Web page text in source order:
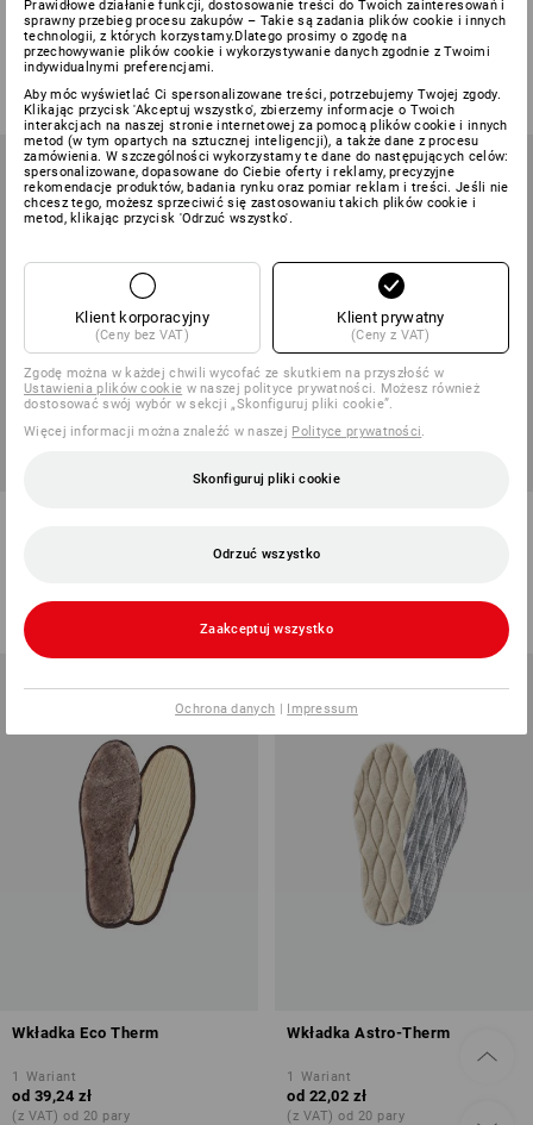
Wkładka Pure
Wariant
od 28,17 zł
(z VAT) od 20 pary
Wymienna wkładka Comfort12
1 kolor
(z VAT) od 5 pary
(z VAT) od 20 pary
Wkładka Eco Therm
1 Wariant
od 39,24 zł
(z VAT) od 20 pary
Wkładka Astro-Therm
1 Wariant
od 22,02 zł
(z VAT) od 20 pary
Prawidłowe działanie funkcji, dostosowanie treści do Twoich zainteresowań i
sprawny przebieg procesu zakupów – Takie są zadania plików cookie i innych
technologii, z których korzystamy.Dlatego prosimy o zgodę na
przechowywanie plików cookie i wykorzystywanie danych zgodnie z Twoimi
indywidualnymi preferencjami.
Aby móc wyświetlać Ci spersonalizowane treści, potrzebujemy Twojej zgody.
Klikając przycisk 'Akceptuj wszystko', zbierzemy informacje o Twoich
interakcjach na naszej stronie internetowej za pomocą plików cookie i innych
metod (w tym opartych na sztucznej inteligencji), a także dane z procesu
zamówienia. W szczególności wykorzystamy te dane do następujących celów:
spersonalizowane, dopasowane do Ciebie oferty i reklamy, precyzyjne
rekomendacje produktów, badania rynku oraz pomiar reklam i treści. Jeśli nie
chcesz tego, możesz sprzeciwić się zastosowaniu takich plików cookie i
metod, klikając przycisk 'Odrzuć wszystko'.
Klient korporacyjny
(Ceny bez VAT)
Klient prywatny
(Ceny z VAT)
Zgodę można w każdej chwili wycofać ze skutkiem na przyszłość w
Ustawienia plików cookie w naszej polityce prywatności. Możesz również
dostosować swój wybór w sekcji „Skonfiguruj pliki cookie”.
Więcej informacji można znaleźć w naszej Polityce prywatności
Skonfiguruj pliki cookie
Odrzuć wszystko
Zaakceptuj wszystko
Ochrona danych | Impressum